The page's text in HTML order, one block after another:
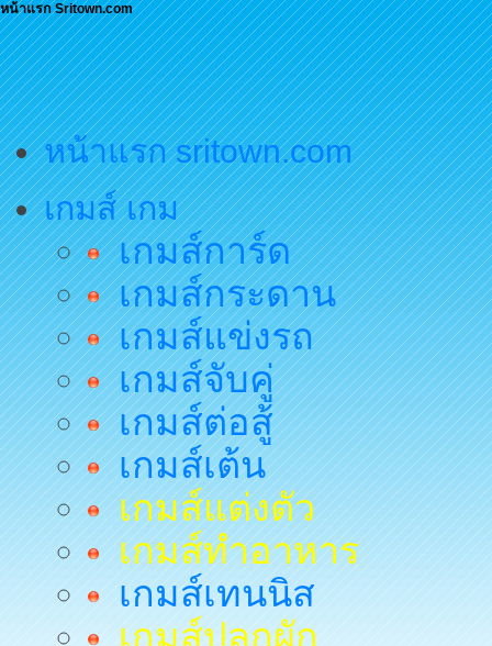
หน้าแรก Sritown.com
หน้าแรก sritown.com
เกมส์ เกม
เกมส์การ์ด
เกมส์กระดาน
เกมส์แข่งรถ
เกมส์จับคู่
เกมส์ต่อสู้
เกมส์เต้น
เกมส์แต่งตัว
เกมส์ทำอาหาร
เกมส์เทนนิส
เกมส์ปลูกผัก